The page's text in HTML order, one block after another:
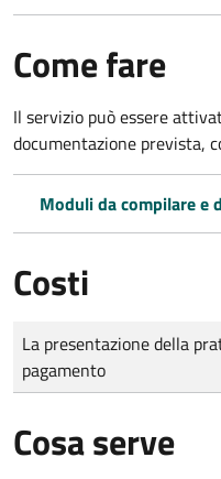
Come fare
Il servizio può essere
documentazione prevista,
Moduli da compilare e
Costi
Tipo di pagamento
Importo
La presentazione della
pagamento
Cosa serve